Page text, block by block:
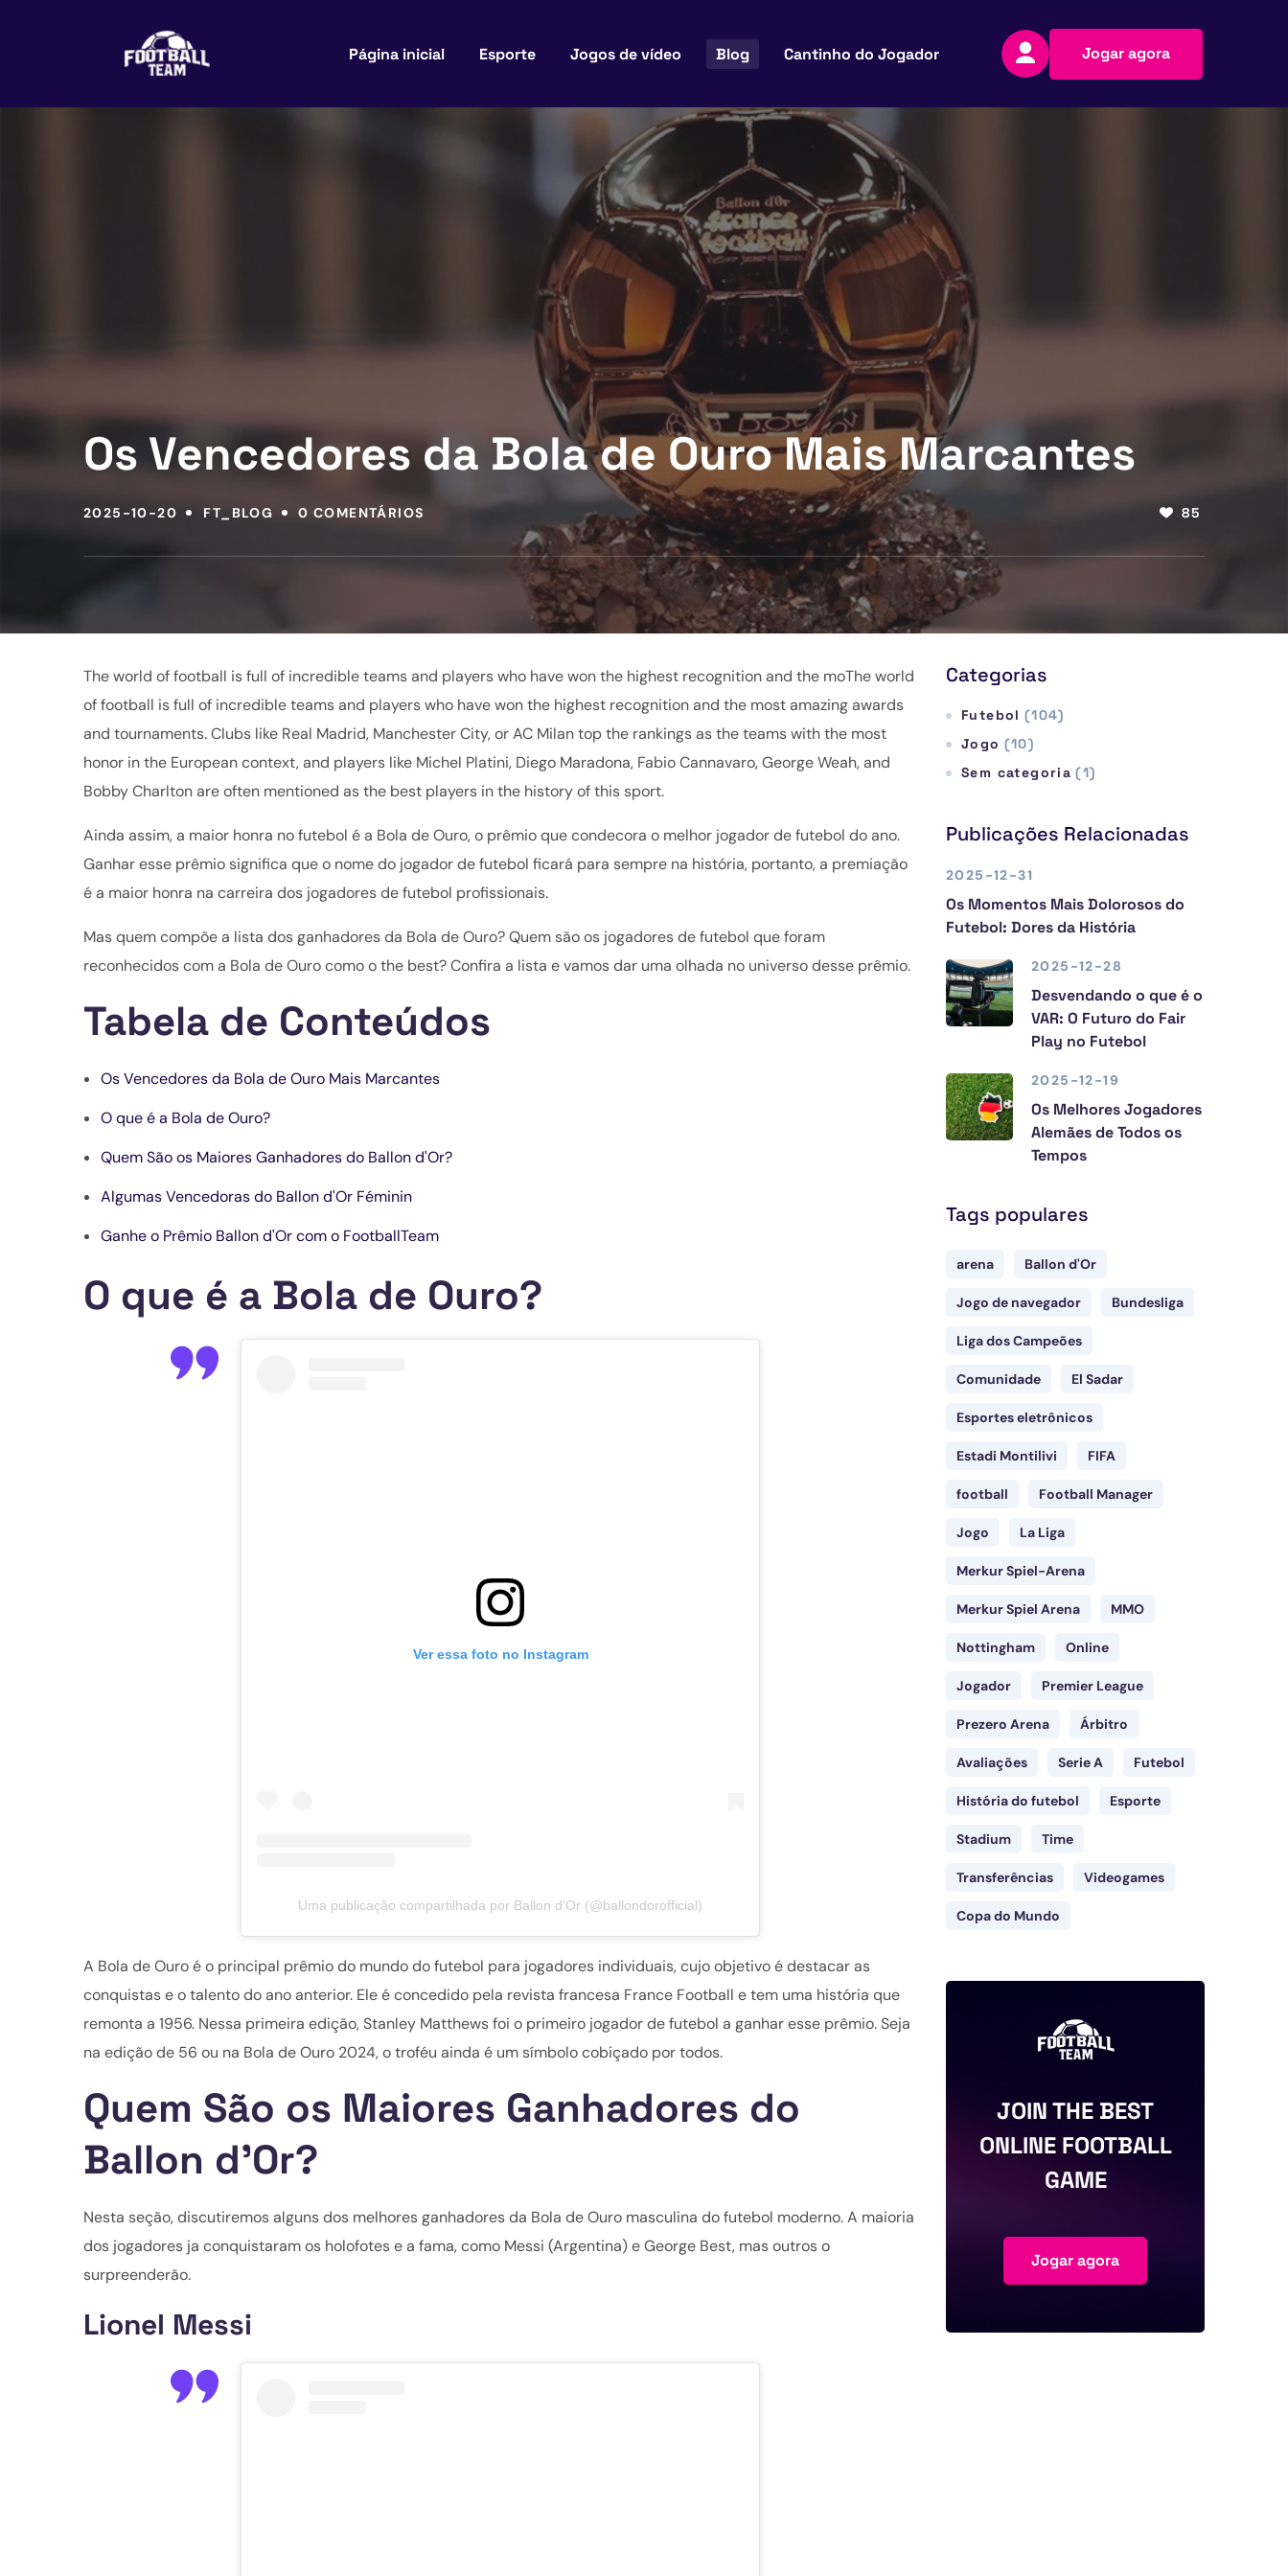
Página inicial Esporte Jogos de vídeo Blog Cantinho do Jogador Jogar agora
Os Vencedores da Bola de Ouro Mais Marcantes
2025-10-20 FT_BLOG 0 COMENTÁRIOS 85
The world of football is full of incredible teams and players who have won the highest recognition and the moThe world
of football is full of incredible teams and players who have won the highest recognition and the most amazing awards
and tournaments. Clubs like Real Madrid, Manchester City, or AC Milan top the rankings as the teams with the most
honor in the European context, and players like Michel Platini, Diego Maradona, Fabio Cannavaro, George Weah, and
Bobby Charlton are often mentioned as the best players in the history of this sport.
Ainda assim, a maior honra no futebol é a Bola de Ouro, o prêmio que condecora o melhor jogador de futebol do ano.
Ganhar esse prêmio significa que o nome do jogador de futebol ficará para sempre na história, portanto, a premiação
é a maior honra na carreira dos jogadores de futebol profissionais.
Mas quem compõe a lista dos ganhadores da Bola de Ouro? Quem são os jogadores de futebol que foram
reconhecidos com a Bola de Ouro como o the best? Confira a lista e vamos dar uma olhada no universo desse prêmio.
Tabela de Conteúdos
Os Vencedores da Bola de Ouro Mais Marcantes
O que é a Bola de Ouro?
Quem São os Maiores Ganhadores do Ballon d'Or?
Algumas Vencedoras do Ballon d'Or Féminin
Ganhe o Prêmio Ballon d'Or com o FootballTeam
O que é a Bola de Ouro?
Ver essa foto no Instagram
Uma publicação compartilhada por Ballon d’Or (@ballondorofficial)
A Bola de Ouro é o principal prêmio do mundo do futebol para jogadores individuais, cujo objetivo é destacar as
conquistas e o talento do ano anterior. Ele é concedido pela revista francesa France Football e tem uma história que
remonta a 1956. Nessa primeira edição, Stanley Matthews foi o primeiro jogador de futebol a ganhar esse prêmio. Seja
na edição de 56 ou na Bola de Ouro 2024, o troféu ainda é um símbolo cobiçado por todos.
Quem São os Maiores Ganhadores do
Ballon d'Or?
Nesta seção, discutiremos alguns dos melhores ganhadores da Bola de Ouro masculina do futebol moderno. A maioria
dos jogadores ja conquistaram os holofotes e a fama, como Messi (Argentina) e George Best, mas outros o
surpreenderão.
Lionel Messi
Categorias
Futebol (104)
Jogo (10)
Sem categoria (1)
Publicações Relacionadas
2025-12-31
Os Momentos Mais Dolorosos do
Futebol: Dores da História
2025-12-28
Desvendando o que é o
VAR: O Futuro do Fair
Play no Futebol
2025-12-19
Os Melhores Jogadores
Alemães de Todos os
Tempos
Tags populares
arena Ballon d'Or
Jogo de navegador Bundesliga
Liga dos Campeões
Comunidade El Sadar
Esportes eletrônicos
Estadi Montilivi FIFA
football Football Manager
Jogo La Liga
Merkur Spiel-Arena
Merkur Spiel Arena MMO
Nottingham Online
Jogador Premier League
Prezero Arena Árbitro
Avaliações Serie A Futebol
História do futebol Esporte
Stadium Time
Transferências Videogames
Copa do Mundo
JOIN THE BEST
ONLINE FOOTBALL
GAME
Jogar agora